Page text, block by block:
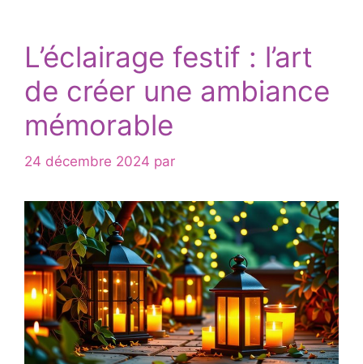
L’éclairage festif : l’art
de créer une ambiance
mémorable
24 décembre 2024 par